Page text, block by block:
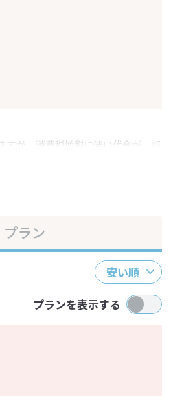
すが、消費税増税に伴い代金が一部
プラン
安い順
プランを表示する